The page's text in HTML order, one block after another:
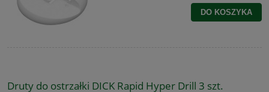
DO KOSZYKA
Druty do ostrzałki DICK Rapid Hyper Drill 3 szt.